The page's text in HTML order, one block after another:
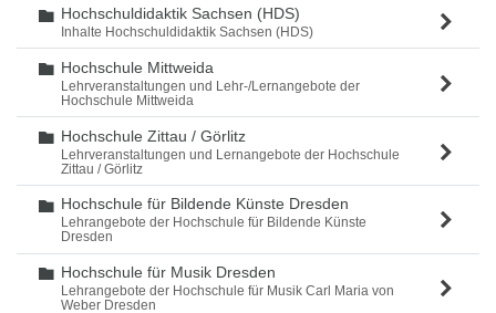
Ordner
Hochschuldidaktik Sachsen (HDS)
Inhalte Hochschuldidaktik Sachsen (HDS)
Ordner
Hochschule Mittweida
Lehrveranstaltungen und Lehr-/Lernangebote der
Hochschule Mittweida
Ordner
Hochschule Zittau / Görlitz
Lehrveranstaltungen und Lernangebote der Hochschule
Zittau / Görlitz
Ordner
Hochschule für Bildende Künste Dresden
Lehrangebote der Hochschule für Bildende Künste
Dresden
Ordner
Hochschule für Musik Dresden
Lehrangebote der Hochschule für Musik Carl Maria von
Weber Dresden